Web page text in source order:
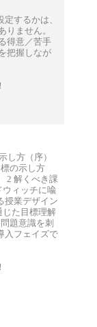
するかは、
りません。
得意／苦手
把握しなが
し方（序）
の示し方
2 解くべき課
ウィッチに喩
授業デザイン
じた目標理解
題意識を刺
入フェイズで